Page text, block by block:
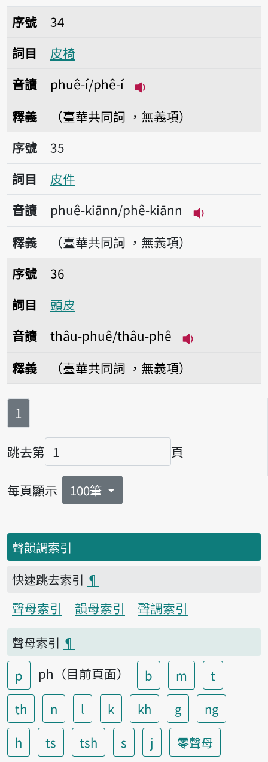
序號34皮椅
序號
34
詞目
皮椅
音讀
phuê-í/phê-í
釋義
（臺華共同詞 ，無義項）
序號35皮件
序號
35
詞目
皮件
音讀
phuê-kiānn/phê-kiānn
播放音讀
釋義
（臺華共同詞 ，無義項）
序號36頭皮
序號
36
詞目
頭皮
音讀
thâu-phuê/thâu-phê
釋義 （臺華共同詞 ，無義項）
第
1
跳去第
頁碼
頁
每頁顯示 100筆
聲韻調索引
快速跳去索引 ¶
聲母索引
韻母索引
聲調索引
聲母索引 ¶
p
ph（目前頁面） b m
t
th
n l k kh g
ng
h
ts tsh s j
零聲母